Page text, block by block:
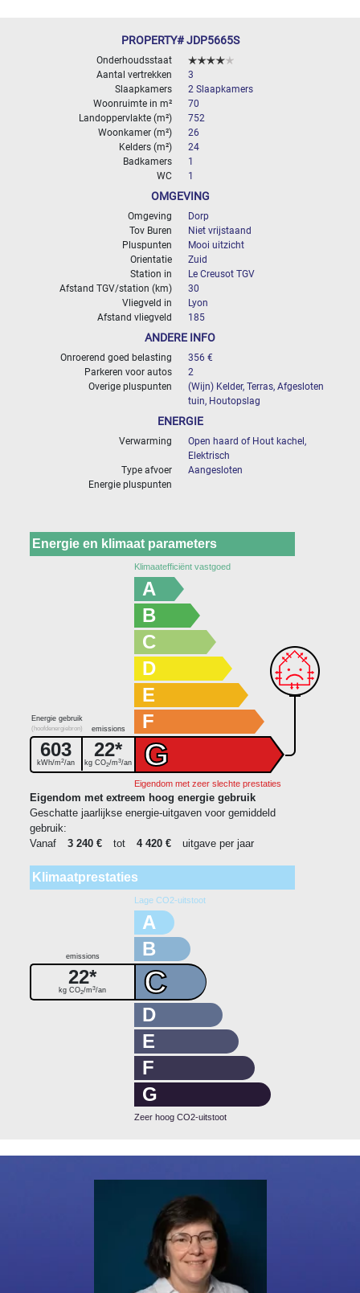
PROPERTY# JDP5665S
Onderhoudsstaat
Aantal vertrekken
3
Slaapkamers
2 Slaapkamers
Woonruimte in m²
70
Landoppervlakte (m²)
752
Woonkamer (m²)
26
Kelders (m²)
24
Badkamers
1
WC
1
OMGEVING
Omgeving
Dorp
Tov Buren
Niet vrijstaand
Pluspunten
Mooi uitzicht
Orientatie
Zuid
Station in
Le Creusot TGV
Afstand TGV/station (km)
30
Vliegveld in
Lyon
Afstand vliegveld
185
ANDERE INFO
Onroerend goed belasting
356 €
Parkeren voor autos
2
Overige pluspunten
(Wijn) Kelder, Terras, Afgesloten
tuin, Houtopslag
ENERGIE
Verwarming
Open haard of Hout kachel,
Elektrisch
Type afvoer
Aangesloten
Energie pluspunten
Energie en klimaat parameters
Klimaatefficiënt vastgoed
A
B
C
D
E
F
G
Energie gebruik
(hoofdenergiebron) emissions
603
kWh/m2/an
22*
kg CO2/m3/an
Eigendom met zeer slechte prestaties
Eigendom met extreem hoog energie gebruik
Geschatte jaarlijkse energie-uitgaven voor gemiddeld
gebruik:
Vanaf
3 240 € tot 4 420 € uitgave per jaar
Klimaatprestaties
Lage CO2-uitstoot
A
B
C
emissions
22*
kg CO2/m3/an
D
E
F
G
Zeer hoog CO2-uitstoot